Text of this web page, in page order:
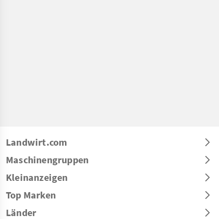
Landwirt.com
Maschinengruppen
Kleinanzeigen
Top Marken
Länder